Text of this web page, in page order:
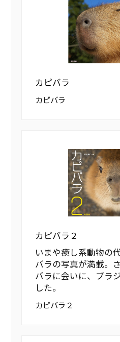
カピバラ
カピバラ
カピバラ２
いまや癒し系動物の
バラの写真が満載。
バラに会いに、ブラ
した。
カピバラ２